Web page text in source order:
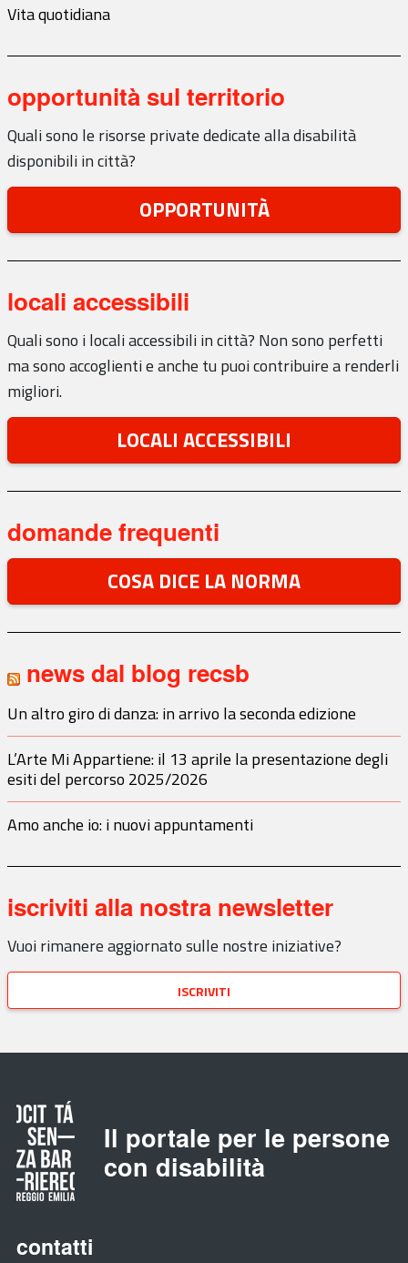
Vita quotidiana
opportunità sul territorio
Quali sono le risorse private dedicate alla disabilità
disponibili in città?
OPPORTUNITÀ
locali accessibili
Quali sono i locali accessibili in città? Non sono perfetti
ma sono accoglienti e anche tu puoi contribuire a renderli
migliori.
LOCALI ACCESSIBILI
domande frequenti
COSA DICE LA NORMA
news dal blog recsb
Un altro giro di danza: in arrivo la seconda edizione
L’Arte Mi Appartiene: il 13 aprile la presentazione degli
esiti del percorso 2025/2026
Amo anche io: i nuovi appuntamenti
iscriviti alla nostra newsletter
Vuoi rimanere aggiornato sulle nostre iniziative?
iscriviti
Il portale per le persone
con disabilità
contatti